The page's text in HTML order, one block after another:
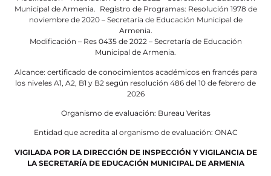
Municipal de Armenia. Registro de Programas: Resolución 1978 de
noviembre de 2020 – Secretaría de Educación Municipal de
Armenia.
Modificación – Res 0435 de 2022 – Secretaría de Educación
Municipal de Armenia.
Alcance: certificado de conocimientos académicos en francés para
los niveles A1, A2, B1 y B2 según resolución 486 del 10 de febrero de
2026
Organismo de evaluación: Bureau Veritas
Entidad que acredita al organismo de evaluación: ONAC
VIGILADA POR LA DIRECCIÓN DE INSPECCIÓN Y VIGILANCIA DE
LA SECRETARÍA DE EDUCACIÓN MUNICIPAL DE ARMENIA